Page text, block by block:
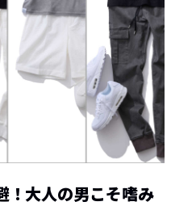
！大人の男こそ嗜み